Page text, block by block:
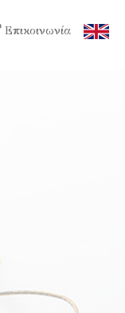
Επικοινωνία